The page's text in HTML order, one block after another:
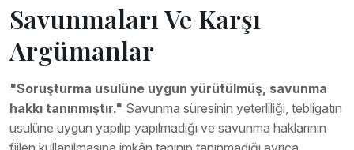
Savunmaları Ve Karşı
Argümanlar
"Soruşturma usulüne uygun yürütülmüş, savunma
hakkı tanınmıştır." Savunma süresinin yeterliliği, tebligatın
usulüne uygun yapılıp yapılmadığı ve savunma haklarının